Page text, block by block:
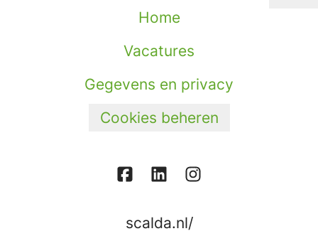
Home
Vacatures
Gegevens en privacy
Cookies beheren
scalda.nl/